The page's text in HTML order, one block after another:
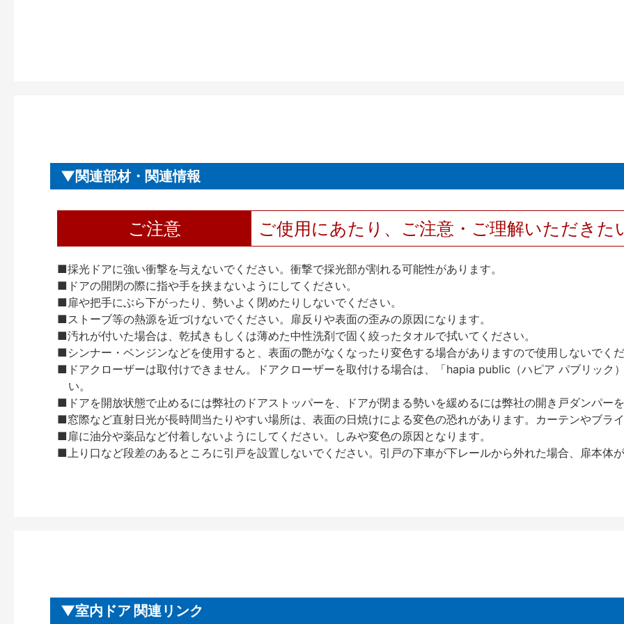
関連部材・関連情報
ご注意 ご使用にあたり、ご注意・ご理解いただきた
■採光ドアに強い衝撃を与えないでください。衝撃で採光部が割れる可能性があります。
■ドアの開閉の際に指や手を挟まないようにしてください。
■扉や把手にぶら下がったり、勢いよく閉めたりしないでください。
■ストーブ等の熱源を近づけないでください。扉反りや表面の歪みの原因になります。
■汚れが付いた場合は、乾拭きもしくは薄めた中性洗剤で固く絞ったタオルで拭いてください。
■シンナー・ベンジンなどを使用すると、表面の艶がなくなったり変色する場合がありますので使用しないでく
■ドアクローザーは取付けできません。ドアクローザーを取付ける場合は、「hapia public（ハピア パブリック
い。
■ドアを開放状態で止めるには弊社のドアストッパーを、ドアが閉まる勢いを緩めるには弊社の開き戸ダンパー
■窓際など直射日光が長時間当たりやすい場所は、表面の日焼けによる変色の恐れがあります。カーテンやブラ
■扉に油分や薬品など付着しないようにしてください。しみや変色の原因となります。
■上り口など段差のあるところに引戸を設置しないでください。引戸の下車が下レールから外れた場合、扉本体
室内ドア 関連リンク